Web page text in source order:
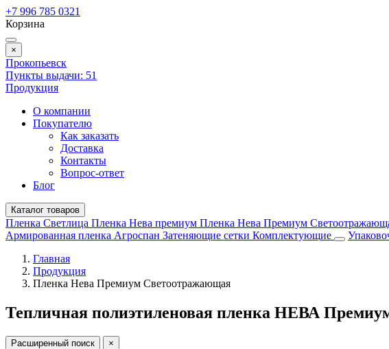
+7 996 785 0321
Корзина
×
Прокопьевск
Пункты выдачи: 51
Продукция
О компании
Покупателю
Как заказать
Доставка
Контакты
Вопрос-ответ
Блог
Каталог товаров
Пленка Светлица Пленка Нева премиум Пленка Нева Премиум
Армированная пленка Агроспан Затеняющие сетки Комплектующие
Главная
Продукция
Пленка Нева Премиум Светоотражающая
Тепличная полиэтиленовая пленка НЕВА
Расширенный поиск
×